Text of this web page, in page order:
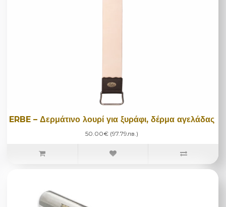
ERBE – Δερμάτινο λουρί για ξυράφι, δέρμα αγελάδας
50.00€ (97.79лв.)